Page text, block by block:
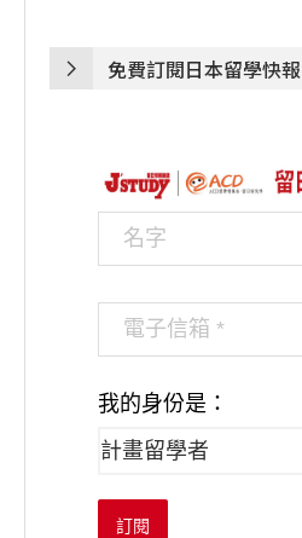
免費訂閱日本留學快報
我的身份是：
訂閱